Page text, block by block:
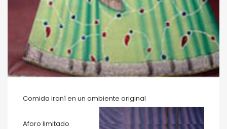
Comida iraní en un ambiente original
Aforo limitado